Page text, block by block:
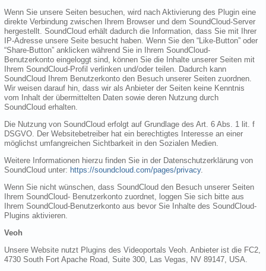
Wenn Sie unsere Seiten besuchen, wird nach Aktivierung des Plugin eine
direkte Verbindung zwischen Ihrem Browser und dem SoundCloud-Server
hergestellt. SoundCloud erhält dadurch die Information, dass Sie mit Ihrer
IP-Adresse unsere Seite besucht haben. Wenn Sie den “Like-Button” oder
“Share-Button” anklicken während Sie in Ihrem SoundCloud-
Benutzerkonto eingeloggt sind, können Sie die Inhalte unserer Seiten mit
Ihrem SoundCloud-Profil verlinken und/oder teilen. Dadurch kann
SoundCloud Ihrem Benutzerkonto den Besuch unserer Seiten zuordnen.
Wir weisen darauf hin, dass wir als Anbieter der Seiten keine Kenntnis
vom Inhalt der übermittelten Daten sowie deren Nutzung durch
SoundCloud erhalten.
Die Nutzung von SoundCloud erfolgt auf Grundlage des Art. 6 Abs. 1 lit. f
DSGVO. Der Websitebetreiber hat ein berechtigtes Interesse an einer
möglichst umfangreichen Sichtbarkeit in den Sozialen Medien.
Weitere Informationen hierzu finden Sie in der Datenschutzerklärung von
SoundCloud unter: https://soundcloud.com/pages/privacy.
Wenn Sie nicht wünschen, dass SoundCloud den Besuch unserer Seiten
Ihrem SoundCloud- Benutzerkonto zuordnet, loggen Sie sich bitte aus
Ihrem SoundCloud-Benutzerkonto aus bevor Sie Inhalte des SoundCloud-
Plugins aktivieren.
Veoh
Unsere Website nutzt Plugins des Videoportals Veoh. Anbieter ist die FC2,
4730 South Fort Apache Road, Suite 300, Las Vegas, NV 89147, USA.